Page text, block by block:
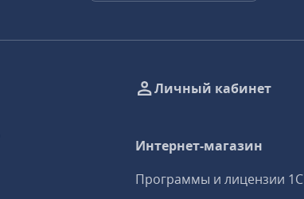
Личный кабинет
Интернет-магазин
Программы и лицензии 1С